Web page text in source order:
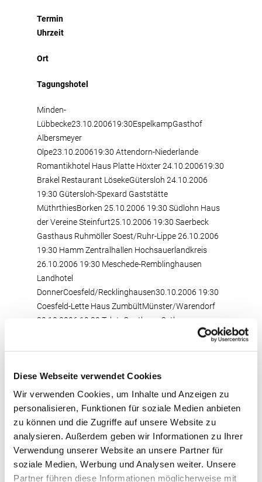
Diese Webseite verwendet Cookies
Wir verwenden Cookies, um Inhalte und Anzeigen zu
personalisieren, Funktionen für soziale Medien anbieten
zu können und die Zugriffe auf unsere Website zu
analysieren. Außerdem geben wir Informationen zu Ihrer
Verwendung unserer Website an unsere Partner für
soziale Medien, Werbung und Analysen weiter. Unsere
Partner führen diese Informationen möglicherweise mit
Termin
Uhrzeit
Ort
Tagungshotel
Minden-
Lübbecke23.10.200619:30EspelkampGasthof
Albersmeyer
Olpe23.10.200619:30 Attendorn-Niederlande
Romantikhotel Haus Platte Höxter 24.10.200619:30
Brakel Restaurant LösekeGütersloh 24.10.2006
19:30 Gütersloh-Spexard Gaststätte
MüthrthiesBorken 25.10.2006 19:30 Südlohn Haus
der Vereine Steinfurt25.10.2006 19:30 Saerbeck
Gasthaus Ruhmöller Soest/Ruhr-Lippe 26.10.2006
19:30 Hamm Zentralhallen Hochsauerlandkreis
26.10.2006 19:30 Meschede-Remblinghausen
Landhotel
DonnerCoesfeld/Recklinghausen30.10.2006 19:30
Coesfeld-Lette Haus ZumbültMünster/Warendorf
30.10.2006 19:30 TelgteGasthaus Osthues-
BrandhoveSiegen06.11.2006 19:30 Hilchenbach-
Salzuflen-RetzenGasthaus Rickmeyer
GmbHEN/MK/HA 07.11.2006 19:30
LüdenscheidSchlosshotel HolzrichterPaderborn
09.11.2006 19:30 Salzkotten-ScharmedeGaststätte
"Zur Heide"
Region Nordrhein
Kreis